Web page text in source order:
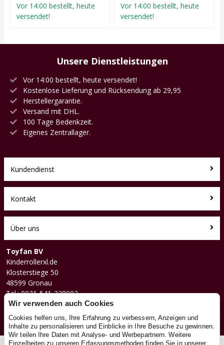
Vor 14:00 bestellt, heute
versendet!
Vor 14:00 bestellt, heute
versendet!
Unsere Dienstleistungen
Vor 14:00 bestellt, heute versendet!
Kostenlose Lieferung und Rücksendung ab 29,95
Herstellergarantie.
Versand mit DHL.
100 Tage Bedenkzeit.
Eigenes Zentrallager.
Kundendienst
Kontakt
Über uns
Toyfan BV
Kinderrollerxl.de
Klosterstiege 50
48599 Gronau
Tel.: 0031-541-228002
Facebook
Instagram
Wir verwenden auch Cookies
Cookies helfen uns, Ihre Erfahrung zu verbessern, Anzeigen und
Inhalte zu personalisieren und Einblicke in Ihre Besuche zu gewinnen.
Wir teilen Ihre Daten mit Analyse- und Werbepartnern. Weitere
Einzelheiten zu unseren Erfassungsmethoden finden Sie in unserer